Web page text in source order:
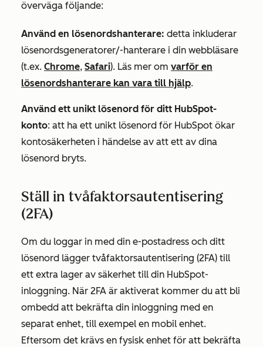
överväga följande:
Använd en lösenordshanterare: detta inkluderar
lösenordsgeneratorer/-hanterare i din webbläsare
(t.ex. Chrome, Safari). Läs mer om varför en
lösenordshanterare kan vara till hjälp.
Använd ett unikt lösenord för ditt HubSpot-
konto: att ha ett unikt lösenord för HubSpot ökar
kontosäkerheten i händelse av att ett av dina
lösenord bryts.
Ställ in tvåfaktorsautentisering
(2FA)
Om du loggar in med din e-postadress och ditt
lösenord lägger tvåfaktorsautentisering (2FA) till
ett extra lager av säkerhet till din HubSpot-
inloggning. När 2FA är aktiverat kommer du att bli
ombedd att bekräfta din inloggning med en
separat enhet, till exempel en mobil enhet.
Eftersom det krävs en fysisk enhet för att bekräfta